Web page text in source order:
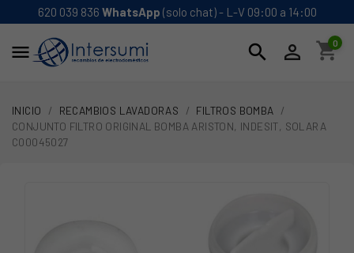
620 039 836 WhatsApp (solo chat) - L-V 09:00 a 14:00
 search  shopping_cart
0
INICIO RECAMBIOS LAVADORAS
FILTROS BOMBA
CONJUNTO FILTRO ORIGINAL BOMBA ARISTON, INDESIT, SOLARA
C00045027